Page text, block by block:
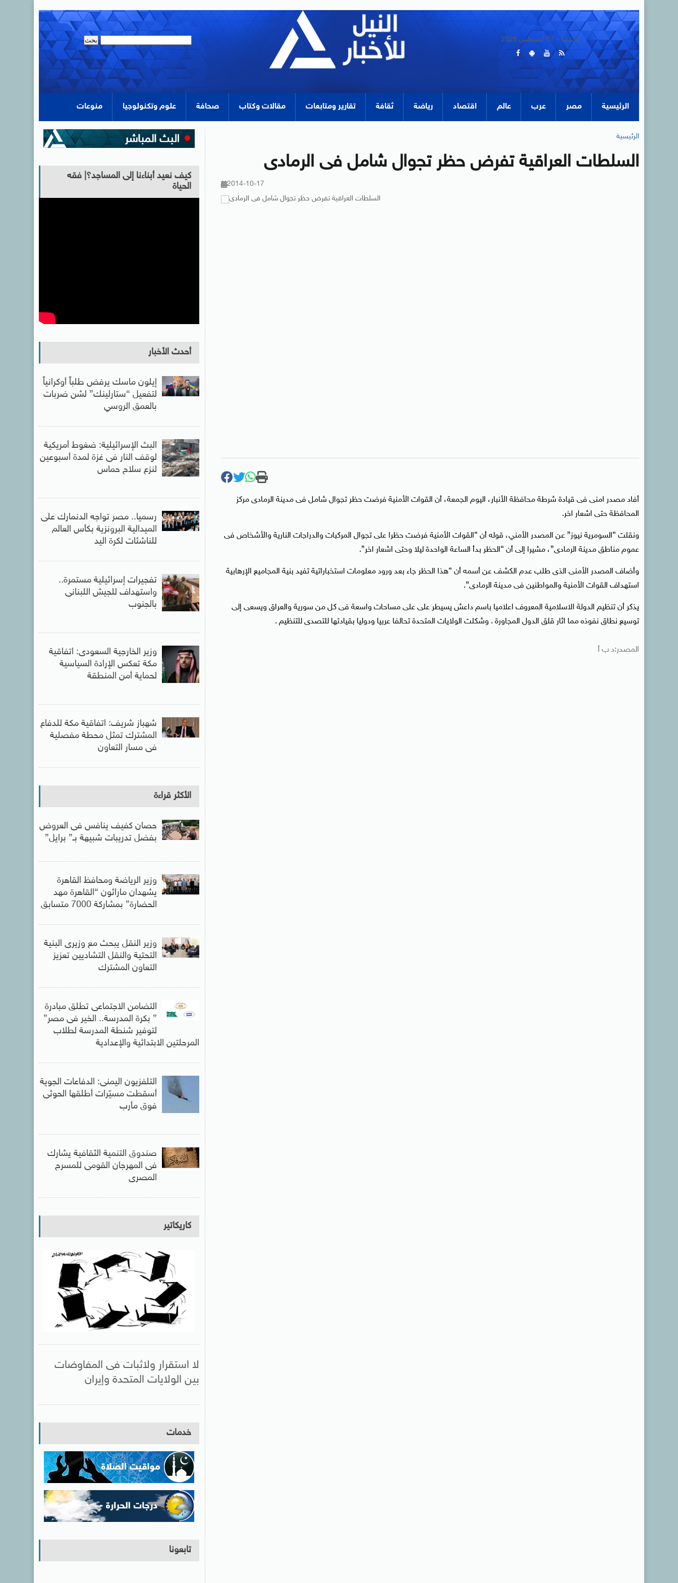
الجمعة - 07 أغسطس 2026
الرئيسية مصر عرب عالم اقتصاد رياضة ثقافة تقارير ومتابعات مقالات وكتاب صحافة علوم وتكنولوجيا منوعات
الرئيسية
السلطات العراقية تفرض حظر تجوال شامل فى الرمادى
2014-10-17
أفاد مصدر امنى فى قيادة شرطة محافظة الأنبار، اليوم الجمعة، أن القوات الأمنية فرضت حظر تجوال شامل فى مدينة الرمادى مركز
المحافظة حتى اشعار اخر.
ونقلت “السومرية نيوز” عن المصدر الأمني، قوله أن “القوات الأمنية فرضت حظرا على تجوال المركبات والدراجات النارية والأشخاص فى
عموم مناطق مدينة الرمادى”، مشيرا إلى أن “الحظر بدأ الساعة الواحدة ليلا وحتى اشعار اخر”.
وأضاف المصدر الأمنى الذى طلب عدم الكشف عن أسمه أن “هذا الحظر جاء بعد ورود معلومات استخباراتية تفيد بنية المجاميع الإرهابية
استهداف القوات الأمنية والمواطنين فى مدينة الرمادى”.
يذكر أن تنظيم الدولة الاسلامية المعروف اعلاميا باسم داعش يسيطر على على مساحات واسعة فى كل من سورية والعراق ويسعى إلى
توسيع نطاق نفوذه مما اثار قلق الدول المجاورة . وشكلت الولايات المتحدة تحالفا عربيا ودوليا بقيادتها للتصدى للتنظيم .
المصدر:د ب أ
كيف نعيد أبناءنا إلى المساجد؟| فقه
الحياة
أحدث الأخبار
إيلون ماسك يرفض طلباً أوكرانياً
لتفعيل “ستارلينك” لشن ضربات
بالعمق الروسي
البث الإسرائيلية: ضغوط أمريكية
لوقف النار فى غزة لمدة أسبوعين
لنزع سلاح حماس
رسميا.. مصر تواجه الدنمارك على
الميدالية البرونزية بكأس العالم
للناشئات لكرة اليد
تفجيرات إسرائيلية مستمرة..
واستهداف للجيش اللبنانى
بالجنوب
وزير الخارجية السعودى: اتفاقية
مكة تعكس الإرادة السياسية
لحماية أمن المنطقة
شهباز شريف: اتفاقية مكة للدفاع
المشترك تمثل محطة مفصلية
فى مسار التعاون
الأكثر قراءة
حصان كفيف ينافس فى العروض
بفضل تدريبات شبيهة بـ” برايل”
وزير الرياضة ومحافظ القاهرة
يشهدان ماراثون “القاهرة مهد
الحضارة” بمشاركة 7000 متسابق
وزير النقل يبحث مع وزيرى البنية
التحتية والنقل التشاديين تعزيز
التعاون المشترك
التضامن الاجتماعى تطلق مبادرة
” بكرة المدرسة.. الخير فى مصر”
لتوفير شنطة المدرسة لطلاب
المرحلتين الابتدائية والإعدادية
التلفزيون اليمنى: الدفاعات الجوية
أسقطت مسيّرات أطلقها الحوثى
فوق مأرب
صندوق التنمية الثقافية يشارك
فى المهرجان القومى للمسرح
المصرى
كاريكاتير
لا استقرار ولاثبات فى المفاوضات
بين الولايات المتحدة وإيران
خدمات
تابعونا